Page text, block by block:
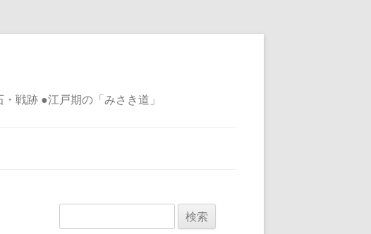
戦跡 ●江戸期の「みさき道」
索: